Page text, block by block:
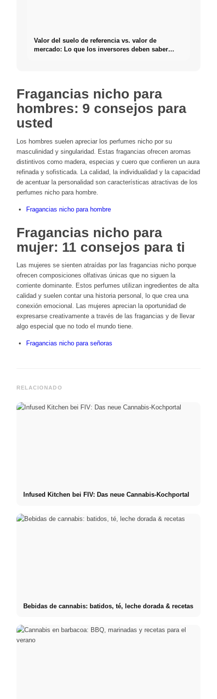
Valor del suelo de referencia vs. valor de
mercado: Lo que los inversores deben saber
Fragancias nicho para
hombres: 9 consejos para
usted
Los hombres suelen apreciar los perfumes nicho por su
masculinidad y singularidad. Estas fragancias ofrecen aromas
distintivos como madera, especias y cuero que confieren un aura
refinada y sofisticada. La calidad, la individualidad y la capacidad
de acentuar la personalidad son características atractivas de los
perfumes nicho para hombre.
Fragancias nicho para hombre
Fragancias nicho para
mujer: 11 consejos para ti
Las mujeres se sienten atraídas por las fragancias nicho porque
ofrecen composiciones olfativas únicas que no siguen la
corriente dominante. Estos perfumes utilizan ingredientes de alta
calidad y suelen contar una historia personal, lo que crea una
conexión emocional. Las mujeres aprecian la oportunidad de
expresarse creativamente a través de las fragancias y de llevar
algo especial que no todo el mundo tiene.
Fragancias nicho para señoras
RELACIONADO
Infused Kitchen bei FIV: Das neue Cannabis-Kochportal
Bebidas de cannabis: batidos, té, leche dorada & recetas